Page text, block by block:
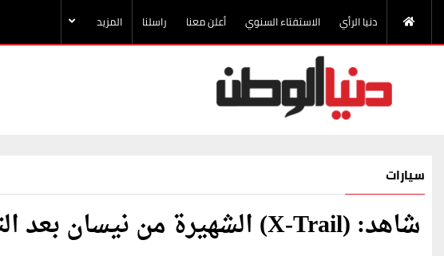
دنيا الرأي الاستفتاء السنوي أعلن معنا راسلنا المزيد
سيارات
شاهد: (X-Trail) الشهيرة من نيسان بعد التعديل